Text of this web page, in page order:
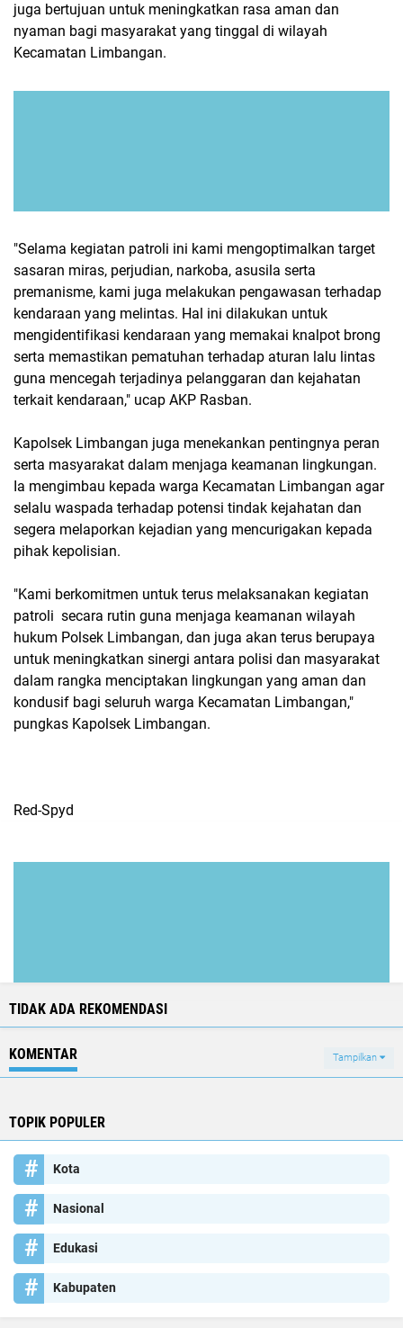
juga bertujuan untuk meningkatkan rasa aman dan
nyaman bagi masyarakat yang tinggal di wilayah
Kecamatan Limbangan.
"Selama kegiatan patroli ini kami mengoptimalkan target
sasaran miras, perjudian, narkoba, asusila serta
premanisme, kami juga melakukan pengawasan terhadap
kendaraan yang melintas. Hal ini dilakukan untuk
mengidentifikasi kendaraan yang memakai knalpot brong
serta memastikan pematuhan terhadap aturan lalu lintas
guna mencegah terjadinya pelanggaran dan kejahatan
terkait kendaraan," ucap AKP Rasban.
Kapolsek Limbangan juga menekankan pentingnya peran
serta masyarakat dalam menjaga keamanan lingkungan.
Ia mengimbau kepada warga Kecamatan Limbangan agar
selalu waspada terhadap potensi tindak kejahatan dan
segera melaporkan kejadian yang mencurigakan kepada
pihak kepolisian.
"Kami berkomitmen untuk terus melaksanakan kegiatan
patroli secara rutin guna menjaga keamanan wilayah
hukum Polsek Limbangan, dan juga akan terus berupaya
untuk meningkatkan sinergi antara polisi dan masyarakat
dalam rangka menciptakan lingkungan yang aman dan
kondusif bagi seluruh warga Kecamatan Limbangan,"
pungkas Kapolsek Limbangan.
Red-Spyd
TIDAK ADA REKOMENDASI
KOMENTAR Tampilkan
TOPIK POPULER
Kota
Nasional
Edukasi
Kabupaten